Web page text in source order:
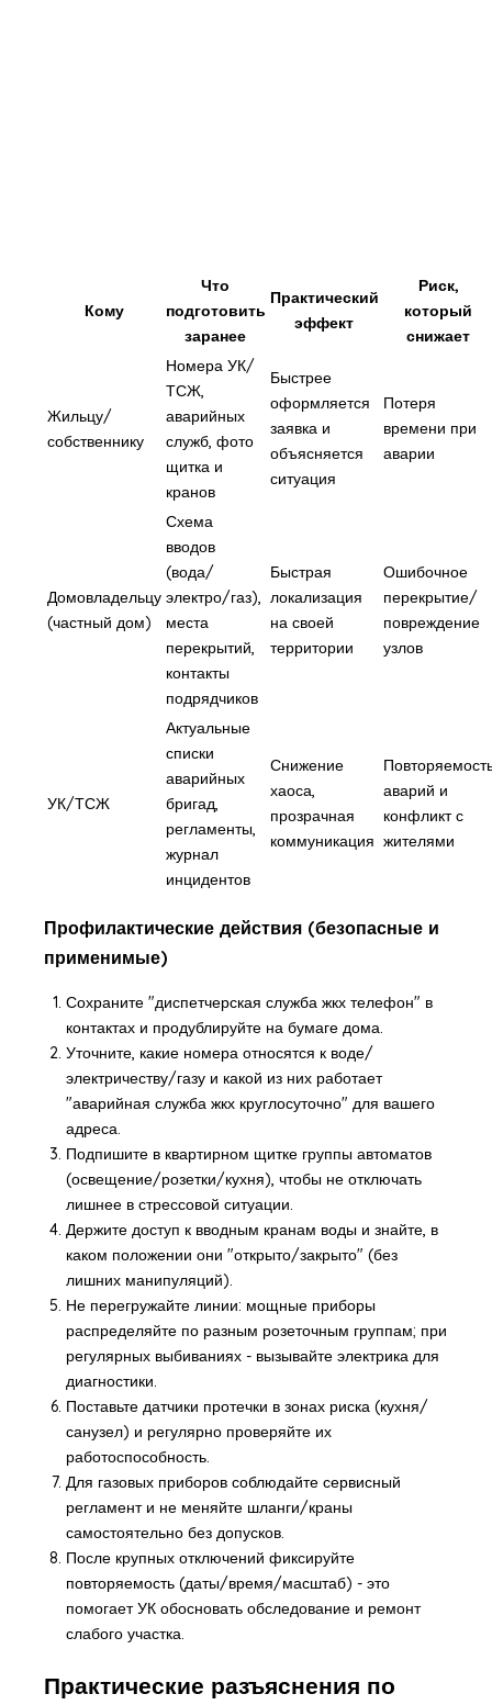
Кому
Что
подготовить
заранее
Практический
эффект
Риск,
который
снижает
Жильцу/
собственнику
Номера УК/
ТСЖ,
аварийных
служб, фото
щитка и
кранов
Быстрее
оформляется
заявка и
объясняется
ситуация
Потеря
времени при
аварии
Домовладельцу
(частный дом)
Схема
вводов
(вода/
электро/газ),
места
перекрытий,
контакты
подрядчиков
Быстрая
локализация
на своей
территории
Ошибочное
перекрытие/
повреждение
узлов
УК/ТСЖ
Актуальные
списки
аварийных
бригад,
регламенты,
журнал
инцидентов
Снижение
хаоса,
прозрачная
коммуникация
аварий и
конфликт с
жителями
Профилактические действия (безопасные и
применимые)
Сохраните "диспетчерская служба жкх телефон" в
контактах и продублируйте на бумаге дома.
Уточните, какие номера относятся к воде/
электричеству/газу и какой из них работает
"аварийная служба жкх круглосуточно" для вашего
адреса.
Подпишите в квартирном щитке группы автоматов
(освещение/розетки/кухня), чтобы не отключать
лишнее в стрессовой ситуации.
Держите доступ к вводным кранам воды и знайте, в
каком положении они "открыто/закрыто" (без
лишних манипуляций).
Не перегружайте линии: мощные приборы
распределяйте по разным розеточным группам; при
регулярных выбиваниях - вызывайте электрика для
диагностики.
Поставьте датчики протечки в зонах риска (кухня/
санузел) и регулярно проверяйте их
работоспособность.
Для газовых приборов соблюдайте сервисный
регламент и не меняйте шланги/краны
самостоятельно без допусков.
После крупных отключений фиксируйте
повторяемость (даты/время/масштаб) - это
помогает УК обосновать обследование и ремонт
слабого участка.
Практические разъяснения по